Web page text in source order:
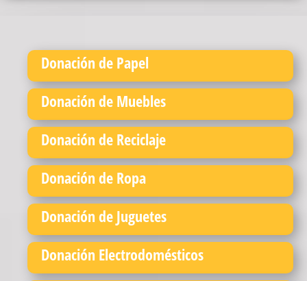
Donación de Papel
Donación de Muebles
Donación de Reciclaje
Donación de Ropa
Donación de Juguetes
Donación Electrodomésticos